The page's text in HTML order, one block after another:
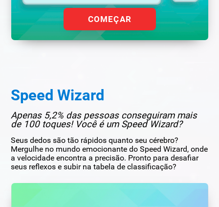
COMEÇAR
Speed Wizard
Apenas 5,2% das pessoas conseguiram mais
de 100 toques! Você é um Speed Wizard?
Seus dedos são tão rápidos quanto seu cérebro?
Mergulhe no mundo emocionante do Speed Wizard, onde
a velocidade encontra a precisão. Pronto para desafiar
seus reflexos e subir na tabela de classificação?